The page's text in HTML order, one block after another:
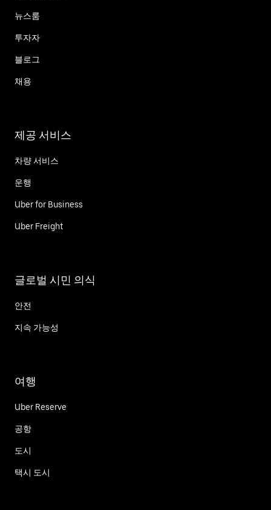
뉴스룸
투자자
블로그
채용
제공 서비스
차량 서비스
운행
Uber for Business
Uber Freight
글로벌 시민 의식
안전
지속 가능성
여행
Uber Reserve
공항
도시
택시 도시